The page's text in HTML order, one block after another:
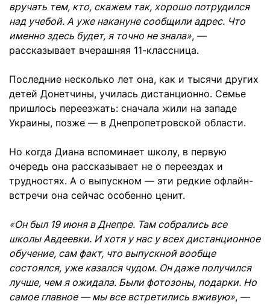
вручать тем, кто, скажем так, хорошо потрудился
над учебой. А уже накануне сообщили адрес. Что
именно здесь будет, я точно не знала», —
рассказывает вчерашняя 11-классница.
Последние несколько лет она, как и тысячи других
детей Донетчины, училась дистанционно. Семье
пришлось переезжать: сначала жили на западе
Украины, позже — в Днепропетровской области.
Но когда Диана вспоминает школу, в первую
очередь она рассказывает не о переездах и
трудностях. А о выпускном — эти редкие офлайн-
встречи она сейчас особенно ценит.
«Он был 19 июня в Днепре. Там собрались все
школы Авдеевки. И хотя у нас у всех дистанционное
обучение, сам факт, что выпускной вообще
состоялся, уже казался чудом. Он даже получился
лучше, чем я ожидала. Были фотозоны, подарки. Но
самое главное — мы все встретились вживую», —